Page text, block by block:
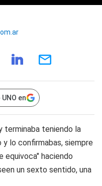
en
terminaba teniendo la
lo confirmabas, siempre
equivoca" haciendo
un sexto sentido, una